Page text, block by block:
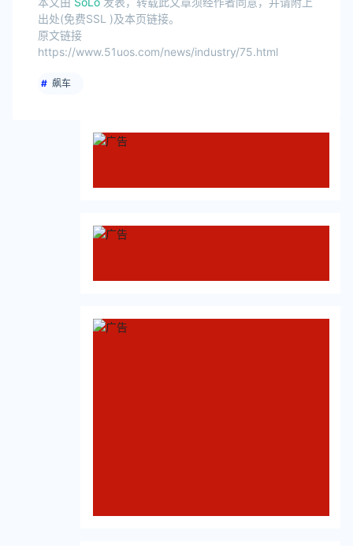
出处(免费SSL )及本页链接。
原文链接
https://www.51uos.com/news/industry/75.html
飙车